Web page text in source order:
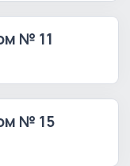
№ 11
№ 15